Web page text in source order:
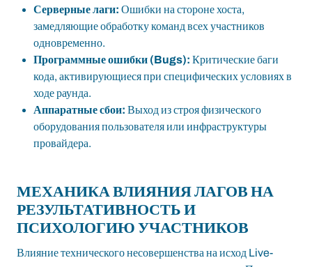
Серверные лаги: Ошибки на стороне хоста,
замедляющие обработку команд всех участников
одновременно.
Программные ошибки (Bugs): Критические баги
кода, активирующиеся при специфических условиях в
ходе раунда.
Аппаратные сбои: Выход из строя физического
оборудования пользователя или инфраструктуры
провайдера.
МЕХАНИКА ВЛИЯНИЯ ЛАГОВ НА
РЕЗУЛЬТАТИВНОСТЬ И
ПСИХОЛОГИЮ УЧАСТНИКОВ
Влияние технического несовершенства на исход Live-